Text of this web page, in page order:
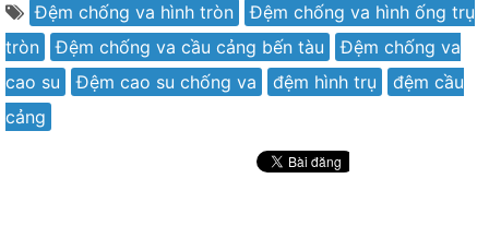
Đệm chống va hình tròn
Đệm chống va hình ống trụ
tròn
Đệm chống va cầu cảng bến tàu
Đệm chống va
cao su
Đệm cao su chống va đệm hình trụ
đệm cầu
cảng